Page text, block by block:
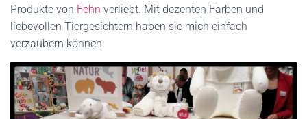
Produkte von Fehn verliebt. Mit dezenten Farben und
liebevollen Tiergesichtern haben sie mich einfach
verzaubern können.